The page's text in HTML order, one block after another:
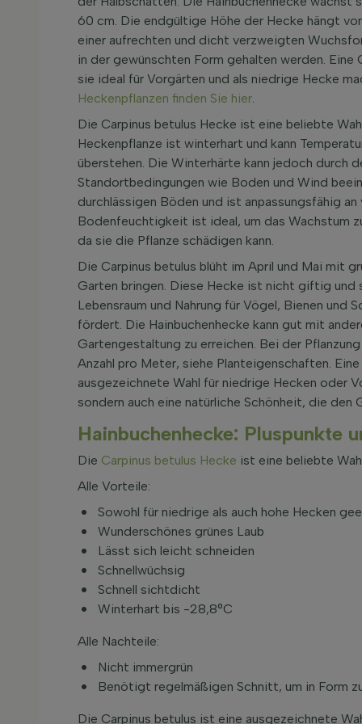
60 cm. Die endgültige Höhe der Hecke hängt
einer aufrechten und dicht verzweigten
in der gewünschten Form gehalten werden.
sie ideal für Vorgärten und als niedrige Hecke
Heckenpflanzen finden Sie hier.
Die Carpinus betulus Hecke ist eine beliebte
Heckenpflanze ist winterhart und kann
überstehen. Die Winterhärte kann jedoch durch
Standortbedingungen wie Boden und Wind
durchlässigen Böden und ist anpassungsfähig
Bodenfeuchtigkeit ist ideal, um das Wachstum
da sie die Pflanze schädigen kann.
Die Carpinus betulus blüht im April und Mai mit
Garten bringen. Diese Hecke ist nicht giftig
Lebensraum und Nahrung für Vögel, Bienen
fördert. Die Hainbuchenhecke kann gut mit
Gartengestaltung zu erreichen. Bei der
Anzahl pro Meter, siehe Planteigenschaften. Eine
ausgezeichnete Wahl für niedrige Hecken oder
sondern auch eine natürliche Schönheit, die den
Hainbuchenhecke: Pluspunkte
Die Carpinus betulus Hecke ist eine beliebte
Alle Vorteile:
Sowohl für niedrige als auch hohe Hecken
Wunderschönes grünes Laub
Lässt sich leicht schneiden
Schnellwüchsig
Schnell sichtdicht
Winterhart bis -28,8°C
Alle Nachteile:
Nicht immergrün
Benötigt regelmäßigen Schnitt, um in Form
Die Carpinus betulus ist eine ausgezeichnete